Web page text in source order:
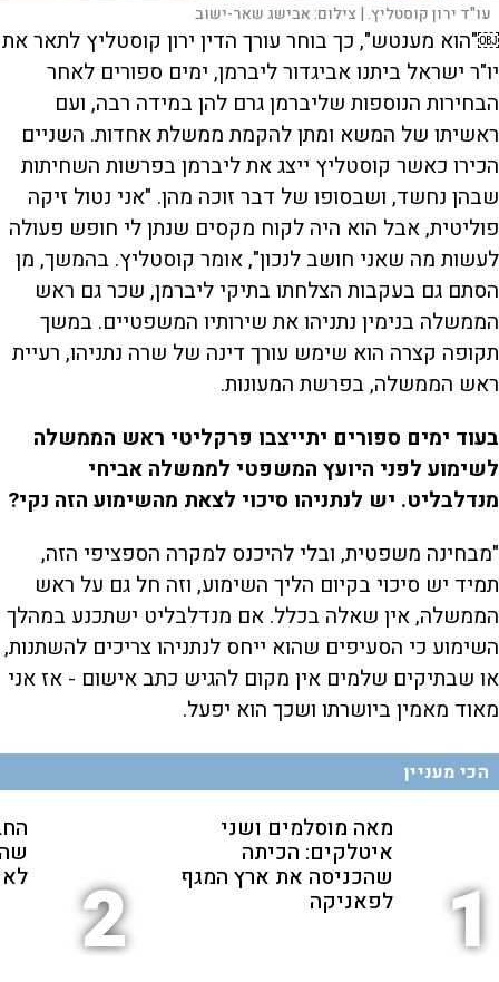
עו"ד ירון קוסטליץ. | צילום:אבישג שאר-ישוב
￼
"הוא מענטש", כך בוחר עורך הדין ירון קוסטליץ לתאר את
יו"ר ישראל ביתנו אביגדור ליברמן, ימים ספורים לאחר
הבחירות הנוספות שליברמן גרם להן במידה רבה, ועם
ראשיתו של המשא ומתן להקמת ממשלת אחדות. השניים
הכירו כאשר קוסטליץ ייצג את ליברמן בפרשות השחיתות
שבהן נחשד, ושבסופו של דבר זוכה מהן. "אני נטול זיקה
פוליטית, אבל הוא היה לקוח מקסים שנתן לי חופש פעולה
לעשות מה שאני חושב לנכון", אומר קוסטליץ. בהמשך, מן
הסתם גם בעקבות הצלחתו בתיקי ליברמן, שכר גם ראש
הממשלה בנימין נתניהו את שירותיו המשפטיים. במשך
תקופה קצרה הוא שימש עורך דינה של שרה נתניהו, רעיית
ראש הממשלה, בפרשת המעונות.
בעוד ימים ספורים יתייצבו פרקליטי ראש הממשלה
לשימוע לפני היועץ המשפטי לממשלה אביחי
מנדלבליט. יש לנתניהו סיכוי לצאת מהשימוע הזה נקי?
"מבחינה משפטית, ובלי להיכנס למקרה הספציפי הזה,
תמיד יש סיכוי בקיום הליך השימוע, וזה חל גם על ראש
הממשלה, אין שאלה בכלל. אם מנדלבליט ישתכנע במהלך
השימוע כי הסעיפים שהוא ייחס לנתניהו צריכים להשתנות,
או שבתיקים שלמים אין מקום להגיש כתב אישום - אז אני
מאוד מאמין ביושרתו ושכך הוא יפעל.
הכי מעניין
1
מאה מוסלמים ושני
איטלקים: הכיתה
שהכניסה את ארץ המגף
לפאניקה 2